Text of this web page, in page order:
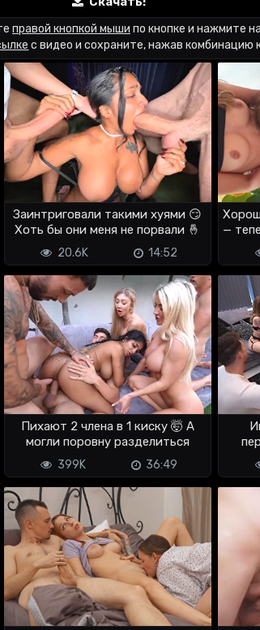
правой кнопкой мыши по кнопке и нажмите
с видео и сохраните, нажав комбинацию
Заинтриговали такими хуями 😏
Хоть бы они меня не порвали 🤞
14:52
20.6K
—
Пихают 2 члена в 1 киску 🤯 А
могли поровну разделиться
36:49
399K